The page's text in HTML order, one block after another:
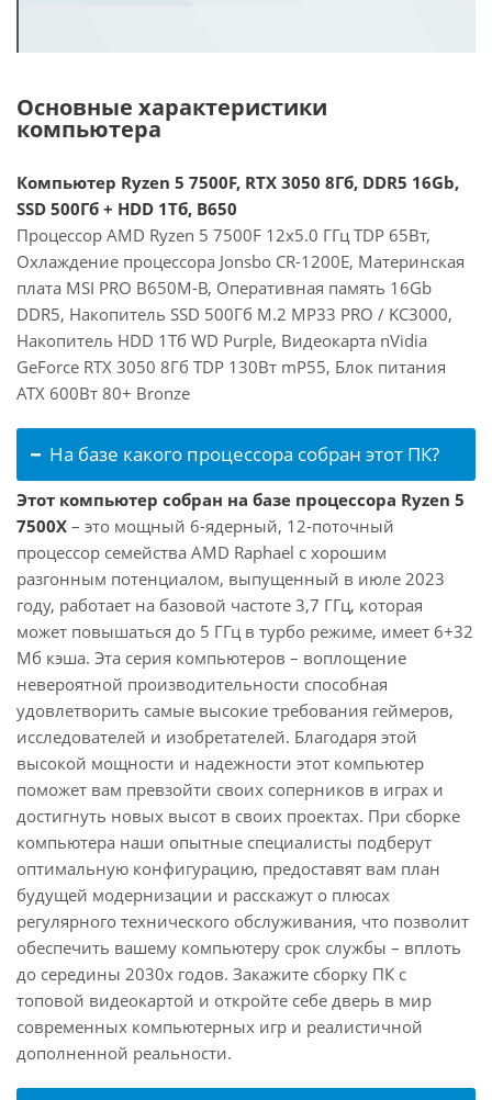
Основные характеристики
компьютера
Компьютер Ryzen 5 7500F, RTX 3050 8Гб, DDR5 16Gb,
SSD 500Гб + HDD 1Тб, B650
Процессор AMD Ryzen 5 7500F 12x5.0 ГГц TDP 65Вт,
Охлаждение процессора Jonsbo CR-1200E, Материнская
плата MSI PRO B650M-B, Оперативная память 16Gb
DDR5, Накопитель SSD 500Гб M.2 MP33 PRO / KC3000,
Накопитель HDD 1Тб WD Purple, Видеокарта nVidia
GeForce RTX 3050 8Гб TDP 130Вт mP55, Блок питания
ATX 600Вт 80+ Bronze
На базе какого процессора собран этот ПК?
Этот компьютер собран на базе процессора Ryzen 5
7500X – это мощный 6-ядерный, 12-поточный
процессор семейства AMD Raphael с хорошим
разгонным потенциалом, выпущенный в июле 2023
году, работает на базовой частоте 3,7 ГГц, которая
может повышаться до 5 ГГц в турбо режиме, имеет 6+32
Мб кэша. Эта серия компьютеров – воплощение
невероятной производительности способная
удовлетворить самые высокие требования геймеров,
исследователей и изобретателей. Благодаря этой
высокой мощности и надежности этот компьютер
поможет вам превзойти своих соперников в играх и
достигнуть новых высот в своих проектах. При сборке
компьютера наши опытные специалисты подберут
оптимальную конфигурацию, предоставят вам план
будущей модернизации и расскажут о плюсах
регулярного технического обслуживания, что позволит
обеспечить вашему компьютеру срок службы – вплоть
до середины 2030х годов. Закажите сборку ПК с
топовой видеокартой и откройте себе дверь в мир
современных компьютерных игр и реалистичной
дополненной реальности.